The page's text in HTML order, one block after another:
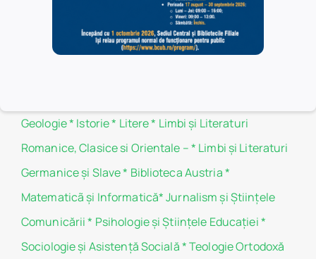
Geologie* Istorie* Litere* Limbi și Literaturi
Romanice, Clasice si Orientale –* Limbi și Literaturi
Germanice şi Slave* Biblioteca Austria*
Matematicã și Informatică*Jurnalism şi Ştiinţele
Comunicării * Psihologie şi Ştiinţele Educaţiei*
Sociologie şi Asistenţă Socială*Teologie Ortodoxă